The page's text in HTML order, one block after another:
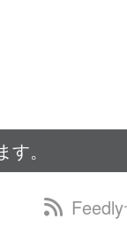
。
Feedly